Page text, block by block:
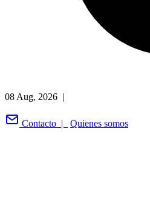
08 Aug, 2026 |
Contacto | Quienes somos